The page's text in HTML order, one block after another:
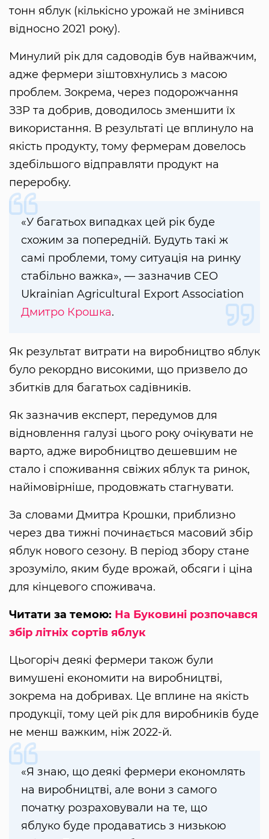
тонн яблук (кількісно урожай не змінився
відносно 2021 року).
Минулий рік для садоводів був найважчим,
адже фермери зіштовхнулись з масою
проблем. Зокрема, через подорожчання
ЗЗР та добрив, доводилось зменшити їх
використання. В результаті це вплинуло на
якість продукту, тому фермерам довелось
здебільшого відправляти продукт на
переробку.
«У багатьох випадках цей рік буде
схожим за попередній. Будуть такі ж
самі проблеми, тому ситуація на ринку
стабільно важка», — зазначив CEO
Ukrainian Agricultural Export Association
Дмитро Крошка.
Як результат витрати на виробництво яблук
було рекордно високими, що призвело до
збитків для багатьох садівників.
Як зазначив експерт, передумов для
відновлення галузі цього року очікувати не
варто, адже виробництво дешевшим не
стало і споживання свіжих яблук та ринок,
найімовірніше, продовжать стагнувати.
За словами Дмитра Крошки, приблизно
через два тижні починається масовий збір
яблук нового сезону. В період збору стане
зрозуміло, яким буде врожай, обсяги і ціна
для кінцевого споживача.
Читати за темою: На Буковині розпочався
збір літніх сортів яблук
Цьогоріч деякі фермери також були
вимушені економити на виробництві,
зокрема на добривах. Це вплине на якість
продукції, тому цей рік для виробників буде
не менш важким, ніж 2022-й.
«Я знаю, що деякі фермери економлять
на виробництві, але вони з самого
початку розраховували на те, що
яблуко буде продаватись з низькою